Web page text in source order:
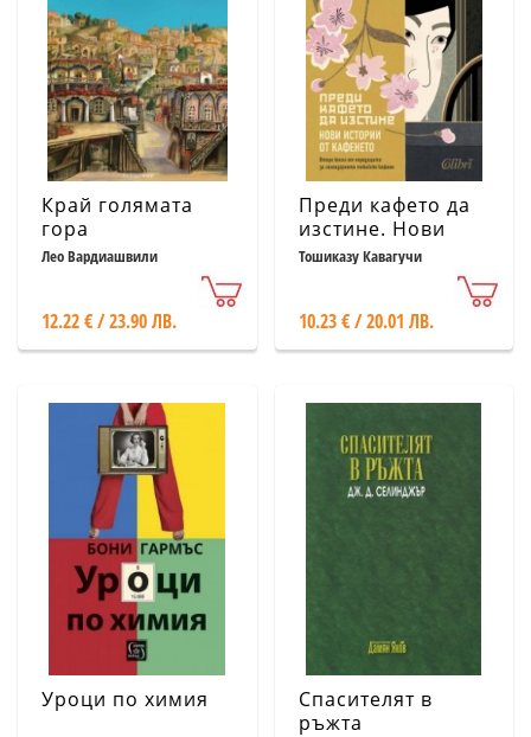
Край голямата
гора
Лео Вардиашвили
12.22 € / 23.90 ЛВ.
Преди кафето да
изстине. Нови
истории от
Тошиказу Кавагучи
10.23 € / 20.01 ЛВ.
Уроци по химия
Спасителят в
ръжта